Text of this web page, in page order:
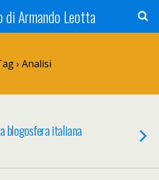
di Armando Leotta
› Analisi
blogosfera italiana